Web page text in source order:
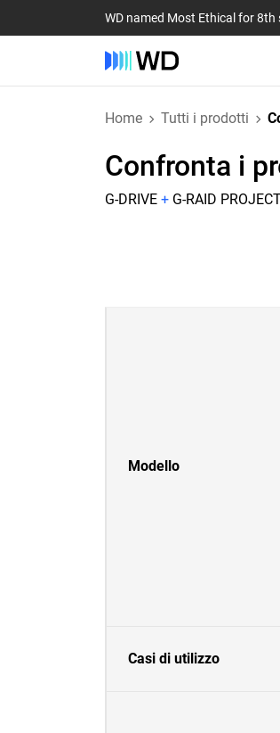
WD named Most Ethical for 8th
Home Tutti i prodotti
Confronta i
G-DRIVE + G-RAID
Modello
Casi di utilizzo